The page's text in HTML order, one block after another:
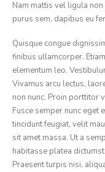
Nam mattis vel ligula
purus sem, dapibus eu
Quisque congue
finibus ullamcorper.
elementum leo.
Vivamus arcu lectus,
non nunc. Proin porttitor
Fusce semper nunc eget
tincidunt feugiat, velit
sit amet massa. Ut a
habitasse platea
Praesent turpis nisi,